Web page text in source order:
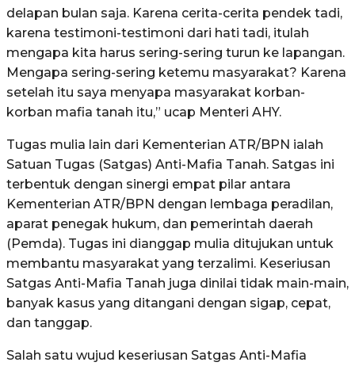
delapan bulan saja. Karena cerita-cerita pendek tadi,
karena testimoni-testimoni dari hati tadi, itulah
mengapa kita harus sering-sering turun ke lapangan.
Mengapa sering-sering ketemu masyarakat? Karena
setelah itu saya menyapa masyarakat korban-
korban mafia tanah itu,” ucap Menteri AHY.
Tugas mulia lain dari Kementerian ATR/BPN ialah
Satuan Tugas (Satgas) Anti-Mafia Tanah. Satgas ini
terbentuk dengan sinergi empat pilar antara
Kementerian ATR/BPN dengan lembaga peradilan,
aparat penegak hukum, dan pemerintah daerah
(Pemda). Tugas ini dianggap mulia ditujukan untuk
membantu masyarakat yang terzalimi. Keseriusan
Satgas Anti-Mafia Tanah juga dinilai tidak main-main,
banyak kasus yang ditangani dengan sigap, cepat,
dan tanggap.
Salah satu wujud keseriusan Satgas Anti-Mafia